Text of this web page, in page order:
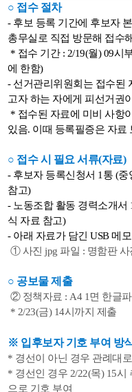
○ 접수 절차
- 후보 등록 기간에 후보자
총무실로 직접 방문해 접수
* 접수 기간 : 2/19(월) 09시
에 한함)
- 선거관리위원회는 접수된
고자 하는 자에게 피선거권
* 접수된 자료에 미비 사항
있음. 이때 등록필증은 자료
○ 접수 시 필요 서류(자료)
- 후보자 등록신청서 1통 (
참고)
- 노동조합 활동 경력소개서
식 자료 참고)
- 아래 자료가 담긴 USB 메모
① 사진 jpg 파일 : 명함판 사
○ 공보물 제출
② 정책자료 : A4 1면 한글
* 2/23(금) 14시까지 제출
※ 입후보자 기호 부여 방
* 경선이 아닌 경우 관례대
* 경선인 경우 2/22(목) 15시
으로 기호 부여